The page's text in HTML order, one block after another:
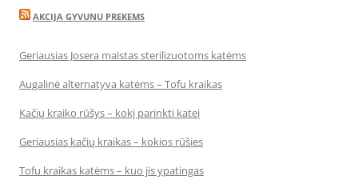
AKCIJA GYVUNU PREKEMS
Geriausias Josera maistas sterilizuotoms katėms
Augalinė alternatyva katėms – Tofu kraikas
Kačių kraiko rūšys – kokį parinkti katei
Geriausias kačių kraikas – kokios rūšies
Tofu kraikas katėms – kuo jis ypatingas